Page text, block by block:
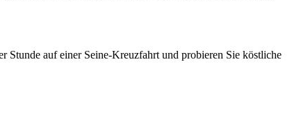
Stunde auf einer Seine-Kreuzfahrt und probieren Sie köstliche